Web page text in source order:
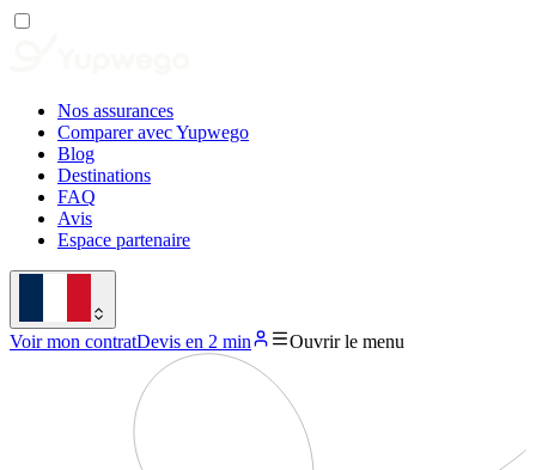
Nos assurances
Comparer avec Yupwego
Blog
Destinations
FAQ
Avis
Espace partenaire
Voir mon contratDevis en 2 min Ouvrir le menu